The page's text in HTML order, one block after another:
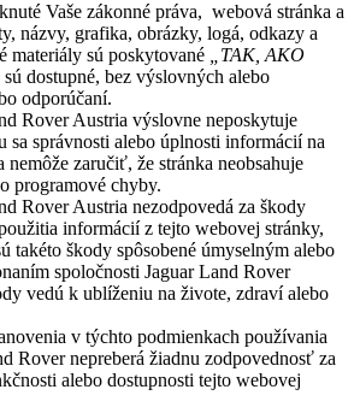
Vaše zákonné práva, webová stránka a
názvy, grafika, obrázky, logá, odkazy a
materiály sú poskytované
„TAK, AKO
dostupné, bez výslovných alebo
odporúčaní.
Rover Austria výslovne neposkytuje
sa správnosti alebo úplnosti informácií na
nemôže zaručiť, že stránka neobsahuje
programové chyby.
Rover Austria nezodpovedá za škody
informácií z tejto webovej stránky,
takéto škody spôsobené úmyselným alebo
spoločnosti Jaguar Land Rover
vedú k ublíženiu na živote, zdraví alebo
v týchto podmienkach používania
Rover nepreberá žiadnu zodpovednosť za
alebo dostupnosti tejto webovej